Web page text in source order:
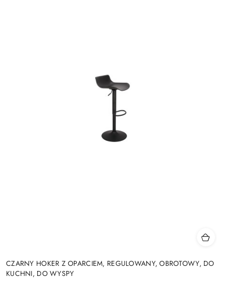
CZARNY HOKER Z OPARCIEM, REGULOWANY, OBROTOWY, DO
KUCHNI, DO WYSPY